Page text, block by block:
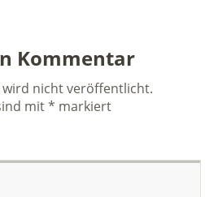
Kommentar
wird nicht veröffentlicht.
mit* markiert